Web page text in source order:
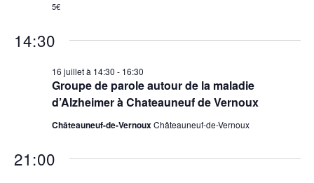
5€
14:30
Groupe de parole autour de la maladie
d’Alzheimer à Chateauneuf de Vernoux
16 juillet à 14:30 - 16:30
Châteauneuf-de-VernouxChâteauneuf-de-Vernoux
21:00